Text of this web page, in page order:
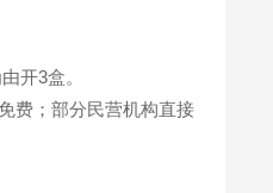
开3盒。
费；部分民营机构直接